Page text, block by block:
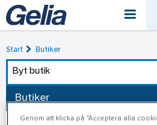
Start Butiker
Byt butik
Butiker
Genom att klicka på "Acceptera alla